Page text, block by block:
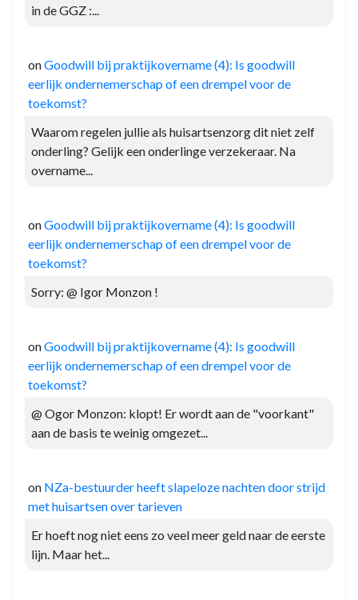
in de GGZ :...
onGoodwill bij praktijkovername (4): Is goodwill
eerlijk ondernemerschap of een drempel voor de
toekomst?
Waarom regelen jullie als huisartsenzorg dit niet zelf
onderling? Gelijk een onderlinge verzekeraar. Na
overname...
onGoodwill bij praktijkovername (4): Is goodwill
eerlijk ondernemerschap of een drempel voor de
toekomst?
Sorry: @ Igor Monzon !
onGoodwill bij praktijkovername (4): Is goodwill
eerlijk ondernemerschap of een drempel voor de
toekomst?
@ Ogor Monzon: klopt! Er wordt aan de "voorkant"
aan de basis te weinig omgezet...
on NZa-bestuurder heeft slapeloze nachten door strijd
met huisartsen over tarieven
Er hoeft nog niet eens zo veel meer geld naar de eerste
lijn. Maar het...